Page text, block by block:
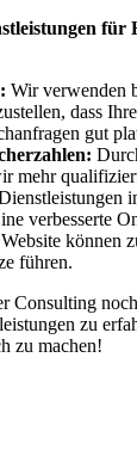
für
Wir verwenden
dass
gut
mehr
verbesserte
können
führen.
Consulting
zu
zu machen!